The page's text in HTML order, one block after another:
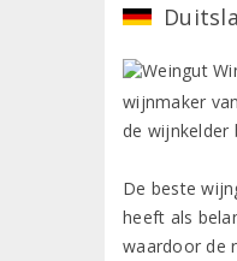
wijnmaker
de wijnkelder
De beste
heeft als
waardoor de